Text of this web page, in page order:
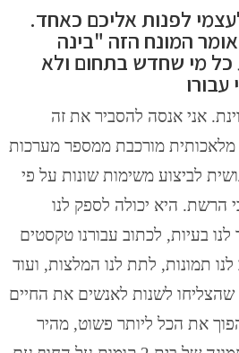
לפנות אליכם כאחד.
המונח הזה "בינה
מי שחדש בתחום ולא
עבורו
אני אנסה להסביר את זה
מלאכותית מורכבת ממספר מערכות
לביצוע משימות שונות על פי
הרשת. היא יכולה לספק לנו
בעיות, לכתוב עבורנו טקסטים
תמונות, לתת לנו המלצות, ועוד
שהצליחו לשנות לאנשים את החיים
את הכל ליותר פשוט, מהיר